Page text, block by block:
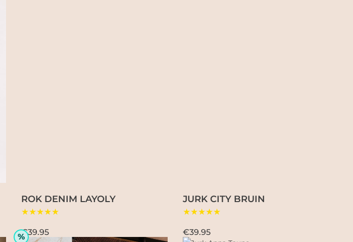
ROK DENIM LAYOLY
★★★★★
€39.95
JURK CITY BRUIN
★★★★★
€39.95
%